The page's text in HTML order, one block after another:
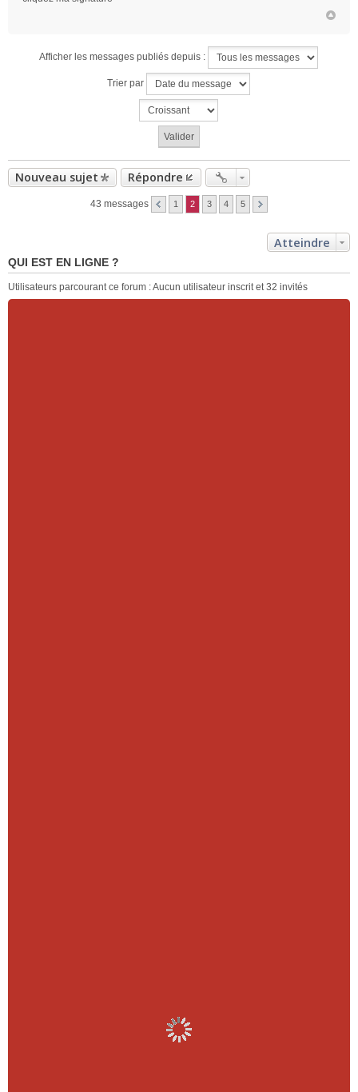
Afficher les messages publiés depuis :
Trier par
Nouveau sujet Répondre
43 messages 1 2 3 4 5
Atteindre
QUI EST EN LIGNE ?
Utilisateurs parcourant ce forum : Aucun utilisateur inscrit et 32 invités